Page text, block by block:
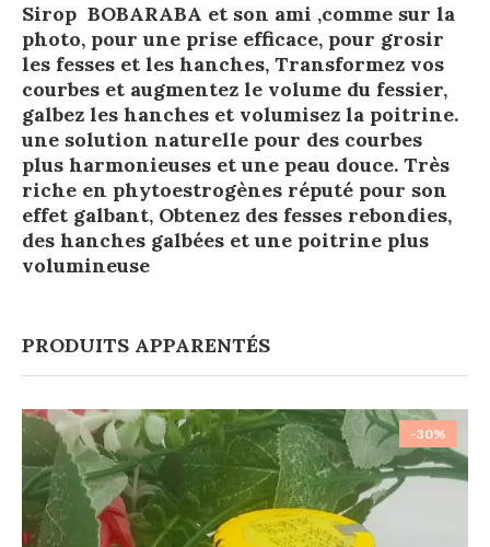
Sirop BOBARABA et son ami ,comme sur la
photo, pour une prise efficace, pour grosir
les fesses et les hanches, Transformez vos
courbes et augmentez le volume du fessier,
galbez les hanches et volumisez la poitrine.
une solution naturelle pour des courbes
plus harmonieuses et une peau douce. Très
riche en phytoestrogènes réputé pour son
effet galbant, Obtenez des fesses rebondies,
des hanches galbées et une poitrine plus
volumineuse
PRODUITS APPARENTÉS
-30%